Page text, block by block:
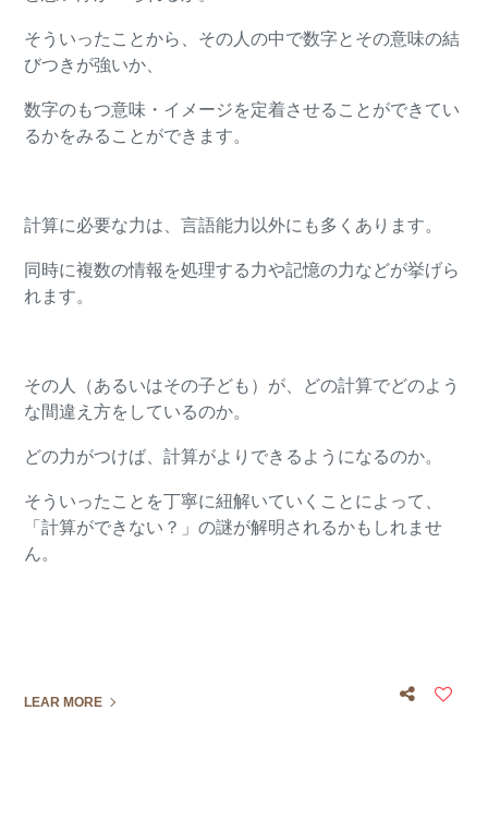
そういったことから、その人の中で数字とその意味の結
びつきが強いか、
数字のもつ意味・イメージを定着させることができてい
るかをみることができます。
計算に必要な力は、言語能力以外にも多くあります。
同時に複数の情報を処理する力や記憶の力などが挙げら
れます。
その人（あるいはその子ども）が、どの計算でどのよう
な間違え方をしているのか。
どの力がつけば、計算がよりできるようになるのか。
そういったことを丁寧に紐解いていくことによって、
「計算ができない？」の謎が解明されるかもしれませ
ん。
LEAR MORE